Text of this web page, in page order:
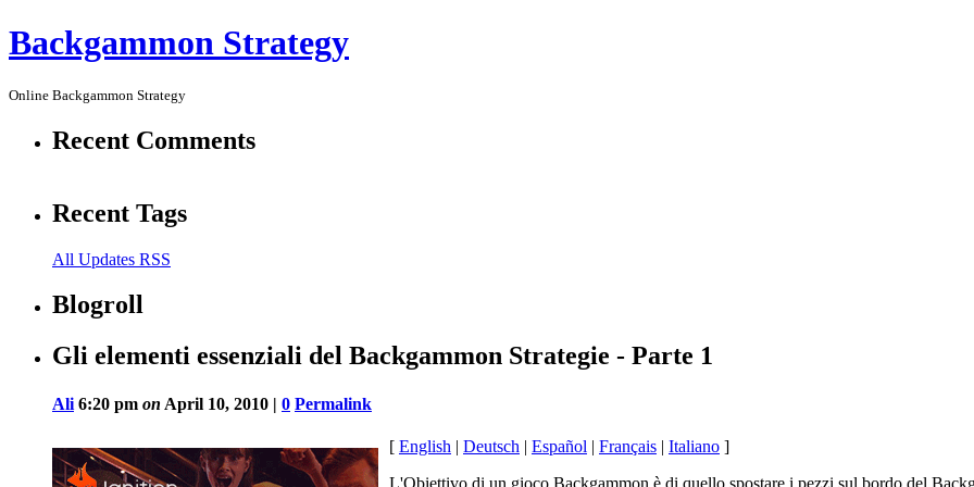
Backgammon Strategy
Online Backgammon Strategy
Recent Comments
Recent Tags
All Updates RSS
Blogroll
Gli elementi essenziali del Backgammon Strategie - Parte 1
Ali 6:20 pm on April 10, 2010 | 0 Permalink
[ English | Deutsch | Español | Français | Italiano ]
L'Obiettivo di un gioco Backgammon è di quello spostare i pezzi sul bordo del